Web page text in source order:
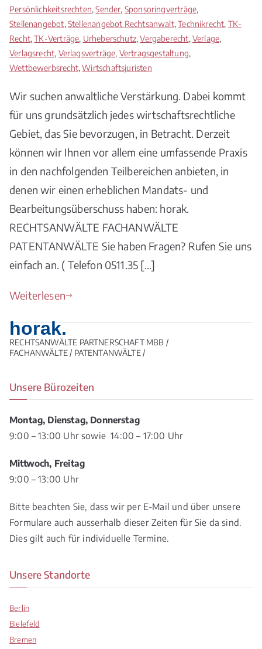
Persönlichkeitsrechten,Sender, Sponsoringverträge,
Stellenangebot, Stellenangebot Rechtsanwalt,Technikrecht, TK-
Recht,TK-Verträge, Urheberschutz,Vergaberecht, Verlage,
Verlagsrecht, Verlagsverträge, Vertragsgestaltung,
Wettbewerbsrecht,Wirtschaftsjuristen
Wir suchen anwaltliche Verstärkung. Dabei kommt
für uns grundsätzlich jedes wirtschaftsrechtliche
Gebiet, das Sie bevorzugen, in Betracht. Derzeit
können wir Ihnen vor allem eine umfassende Praxis
in den nachfolgenden Teilbereichen anbieten, in
denen wir einen erheblichen Mandats- und
Bearbeitungsüberschuss haben: horak.
RECHTSANWÄLTE FACHANWÄLTE
PATENTANWÄLTE Sie haben Fragen? Rufen Sie uns
einfach an. ( Telefon 0511.35 […]
Weiterlesen
horak.
RECHTSANWÄLTE PARTNERSCHAFT MBB /
FACHANWÄLTE / PATENTANWÄLTE /
Unsere Bürozeiten
Montag, Dienstag, Donnerstag
9:00 – 13:00 Uhr sowie 14:00 – 17:00 Uhr
Mittwoch, Freitag
9:00 – 13:00 Uhr
Bitte beachten Sie, dass wir per E-Mail und über unsere
Formulare auch ausserhalb dieser Zeiten für Sie da sind.
Dies gilt auch für individuelle Termine.
Unsere Standorte
Berlin
Bielefeld
Bremen